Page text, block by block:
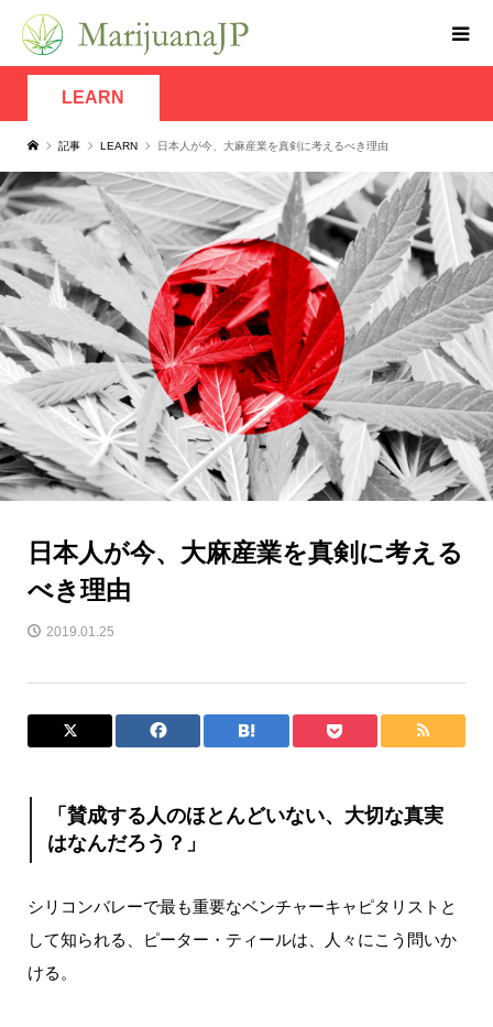
LEARN
記事 LEARN 日本人が今、大麻産業を真剣に考えるべき理由
日本人が今、大麻産業を真剣に考える
べき理由
2019.01.25
「賛成する人のほとんどいない、大切な真実
はなんだろう？」
シリコンバレーで最も重要なベンチャーキャピタリストと
して知られる、ピーター・ティールは、人々にこう問いか
ける。